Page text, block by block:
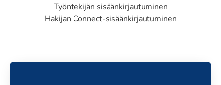
Työntekijän sisäänkirjautuminen
Hakijan Connect-sisäänkirjautuminen